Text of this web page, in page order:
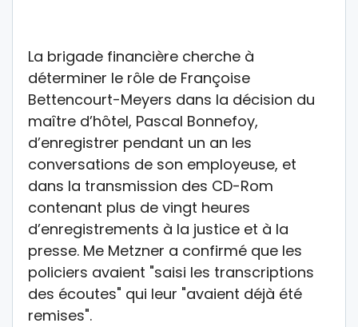
La brigade financière cherche à
déterminer le rôle de Françoise
Bettencourt-Meyers dans la décision du
maître d’hôtel, Pascal Bonnefoy,
d’enregistrer pendant un an les
conversations de son employeuse, et
dans la transmission des CD-Rom
contenant plus de vingt heures
d’enregistrements à la justice et à la
presse. Me Metzner a confirmé que les
policiers avaient "saisi les transcriptions
des écoutes" qui leur "avaient déjà été
remises".